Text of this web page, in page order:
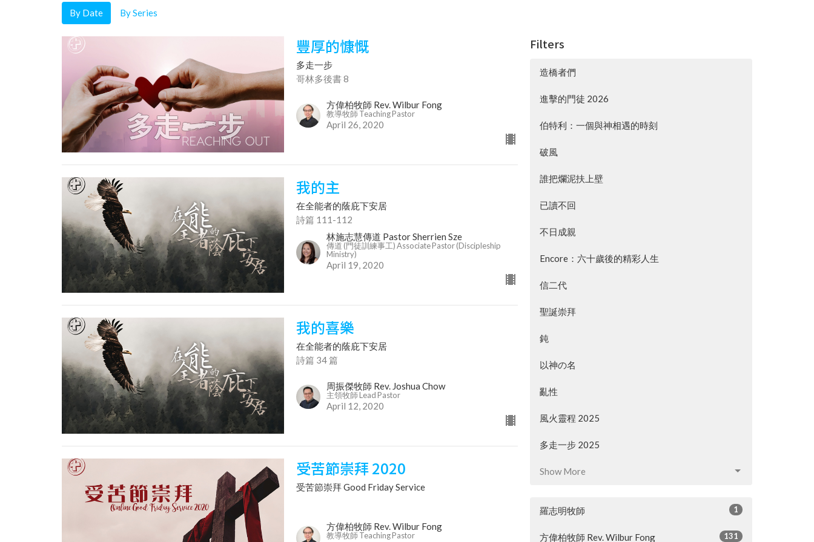
By Date By Series
豐厚的慷慨
多走一步
哥林多後書 8
方偉柏牧師 Rev. Wilbur Fong
教導牧師 Teaching Pastor
April 26, 2020
我的主
在全能者的蔭庇下安居
詩篇 111-112
林施志慧傳道 Pastor Sherrien Sze
傳道 (門徒訓練事工) Associate Pastor (Discipleship
Ministry)
April 19, 2020
我的喜樂
在全能者的蔭庇下安居
詩篇 34 篇
周振傑牧師 Rev. Joshua Chow
主領牧師 Lead Pastor
April 12, 2020
受苦節崇拜 2020
受苦節崇拜 Good Friday Service
方偉柏牧師 Rev. Wilbur Fong
教導牧師 Teaching Pastor
Filters
造橋者們
進擊的門徒 2026
伯特利：一個與神相遇的時刻
破風
誰把爛泥扶上壁
已讀不回
不日成親
Encore：六十歲後的精彩人生
信二代
聖誕崇拜
鈍
以神の名
亂性
風火靈程 2025
多走一步 2025
Show More
羅志明牧師 1
方偉柏牧師 Rev. Wilbur Fong 131